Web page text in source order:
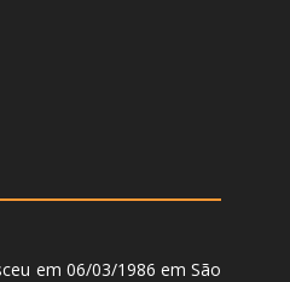
em 06/03/1986 em São